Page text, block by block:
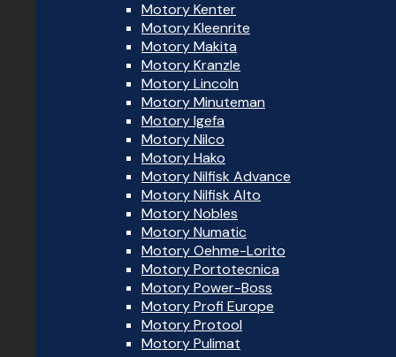
Motory Kenter
Motory Kleenrite
Motory Makita
Motory Kranzle
Motory Lincoln
Motory Minuteman
Motory Igefa
Motory Nilco
Motory Hako
Motory Nilfisk Advance
Motory Nilfisk Alto
Motory Nobles
Motory Numatic
Motory Oehme-Lorito
Motory Portotecnica
Motory Power-Boss
Motory Profi Europe
Motory Protool
Motory Pulimat